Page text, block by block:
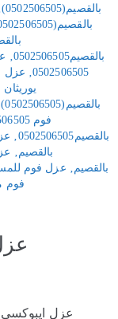
بالقصيم(0502506505)
بالقصيم(0502506505)
بالقصيم0502506505
‚
0502506505
‚ عزل
يوريثان
بالقصيم(0502506505)
فوم 0502506505
بالقصيم0502506505
‚
بالقصيم‚
بالقصيم‚ عزل فوم
فوم